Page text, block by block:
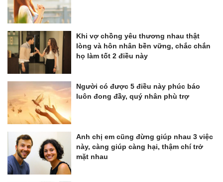
Khi vợ chồng yêu thương nhau thật
lòng và hôn nhân bền vững, chắc chắn
họ làm tốt 2 điều này
Người có được 5 điều này phúc báo
luôn đong đầy, quý nhân phù trợ
Anh chị em cũng đừng giúp nhau 3 việc
này, càng giúp càng hại, thậm chí trở
mặt nhau